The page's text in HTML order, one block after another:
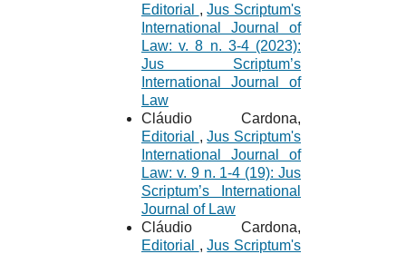
Editorial ,Jus Scriptum's
International Journal of
Law: v. 8 n. 3-4 (2023):
Jus Scriptum’s
International Journal of
Law
Cláudio Cardona,
Editorial ,Jus Scriptum's
International Journal of
Law: v. 9 n. 1-4 (19): Jus
Scriptum’s International
Journal of Law
Cláudio Cardona,
Editorial ,Jus Scriptum's